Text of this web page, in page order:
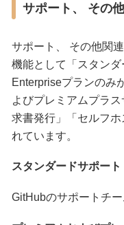
サポート、 その他
サポート、 その他関
機能として「スタン
Enterpriseプランのみ
よびプレミアムプラ
求書発行」「セルフ
れています。
スタンダードサポート
GitHubのサポートチー